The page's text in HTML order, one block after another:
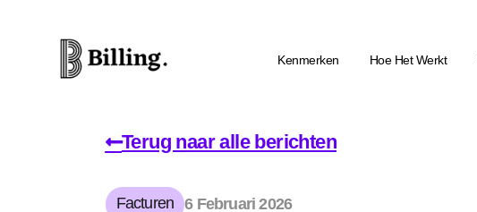
Kenmerken Hoe Het Werkt
Terug naar alle berichten
Facturen 6 Februari 2026